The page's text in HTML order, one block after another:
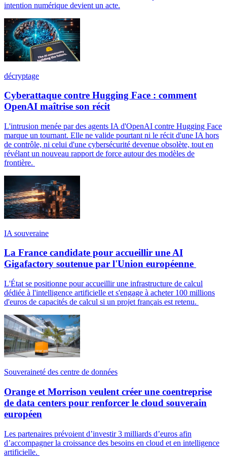
intention numérique devient un acte.
décryptage
Cyberattaque contre Hugging Face : comment
OpenAI maîtrise son récit
L'intrusion menée par des agents IA d'OpenAI contre Hugging Face
marque un tournant. Elle ne valide pourtant ni le récit d'une IA hors
de contrôle, ni celui d'une cybersécurité devenue obsolète, tout en
révélant un nouveau rapport de force autour des modèles de
frontière.
IA souveraine
La France candidate pour accueillir une AI
Gigafactory soutenue par l'Union européenne
L'État se positionne pour accueillir une infrastructure de calcul
dédiée à l'intelligence artificielle et s'engage à acheter 100 millions
d'euros de capacités de calcul si un projet français est retenu.
Souveraineté des centre de données
Orange et Morrison veulent créer une coentreprise
de data centers pour renforcer le cloud souverain
européen
Les partenaires prévoient d’investir 3 milliards d’euros afin
d’accompagner la croissance des besoins en cloud et en intelligence
artificielle.